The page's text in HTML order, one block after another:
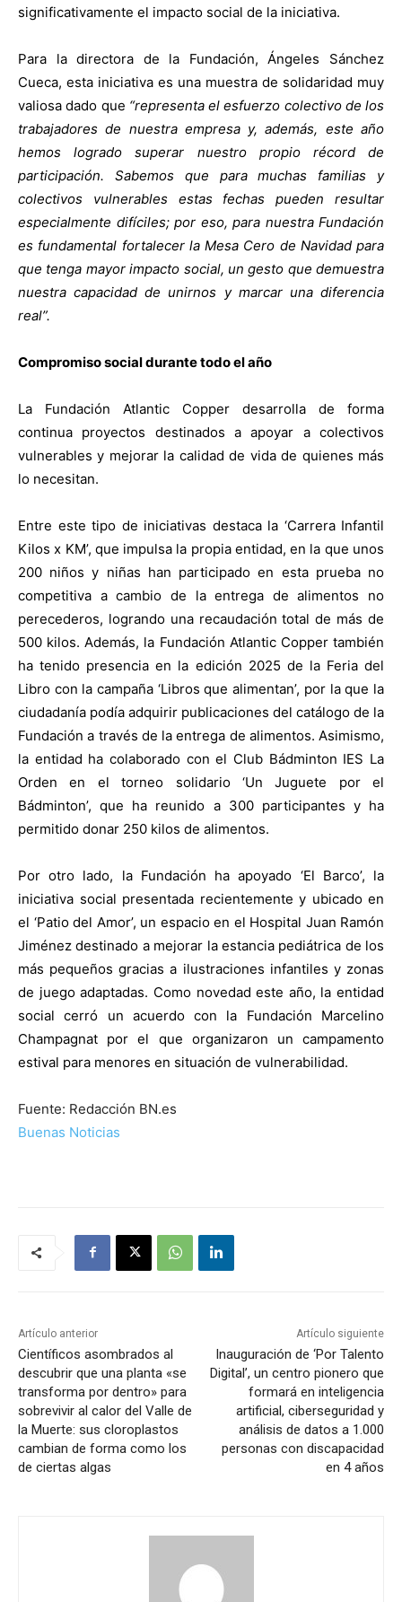
significativamente el impacto social de la iniciativa.
Para la directora de la Fundación, Ángeles Sánchez
Cueca, esta iniciativa es una muestra de solidaridad muy
valiosa dado que “representa el esfuerzo colectivo de los
trabajadores de nuestra empresa y, además, este año
hemos logrado superar nuestro propio récord de
participación. Sabemos que para muchas familias y
colectivos vulnerables estas fechas pueden resultar
especialmente difíciles; por eso, para nuestra Fundación
es fundamental fortalecer la Mesa Cero de Navidad para
que tenga mayor impacto social, un gesto que demuestra
nuestra capacidad de unirnos y marcar una diferencia
real”.
Compromiso social durante todo el año
La Fundación Atlantic Copper desarrolla de forma
continua proyectos destinados a apoyar a colectivos
vulnerables y mejorar la calidad de vida de quienes más
lo necesitan.
Entre este tipo de iniciativas destaca la ‘Carrera Infantil
Kilos x KM’, que impulsa la propia entidad, en la que unos
200 niños y niñas han participado en esta prueba no
competitiva a cambio de la entrega de alimentos no
perecederos, logrando una recaudación total de más de
500 kilos. Además, la Fundación Atlantic Copper también
ha tenido presencia en la edición 2025 de la Feria del
Libro con la campaña ‘Libros que alimentan’, por la que la
ciudadanía podía adquirir publicaciones del catálogo de la
Fundación a través de la entrega de alimentos. Asimismo,
la entidad ha colaborado con el Club Bádminton IES La
Orden en el torneo solidario ‘Un Juguete por el
Bádminton’, que ha reunido a 300 participantes y ha
permitido donar 250 kilos de alimentos.
Por otro lado, la Fundación ha apoyado ‘El Barco’, la
iniciativa social presentada recientemente y ubicado en
el ‘Patio del Amor’, un espacio en el Hospital Juan Ramón
Jiménez destinado a mejorar la estancia pediátrica de los
más pequeños gracias a ilustraciones infantiles y zonas
de juego adaptadas. Como novedad este año, la entidad
social cerró un acuerdo con la Fundación Marcelino
Champagnat por el que organizaron un campamento
estival para menores en situación de vulnerabilidad.
Fuente: Redacción BN.es
Buenas Noticias
Artículo anterior
Científicos asombrados al
descubrir que una planta «se
transforma por dentro» para
sobrevivir al calor del Valle de
la Muerte: sus cloroplastos
cambian de forma como los
de ciertas algas
Artículo siguiente
Inauguración de ‘Por Talento
Digital’, un centro pionero que
formará en inteligencia
artificial, ciberseguridad y
análisis de datos a 1.000
personas con discapacidad
en 4 años